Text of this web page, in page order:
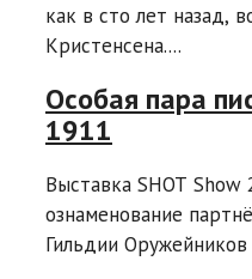
как в сто лет назад,
Криcтенсена....
Особая пара
1911
Выставка SHOT
ознаменование
Гильдии Оружейников